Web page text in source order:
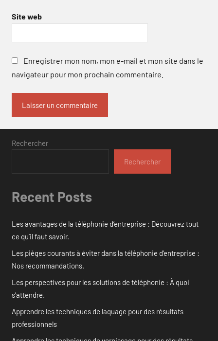
Site web
Enregistrer mon nom, mon e-mail et mon site dans le
navigateur pour mon prochain commentaire.
Rechercher
Rechercher
Recent Posts
Les avantages de la téléphonie d’entreprise : Découvrez tout
ce qu’il faut savoir.
Les pièges courants à éviter dans la téléphonie d’entreprise :
Nos recommandations.
Les perspectives pour les solutions de téléphonie : À quoi
s’attendre.
Apprendre les techniques de laquage pour des résultats
professionnels